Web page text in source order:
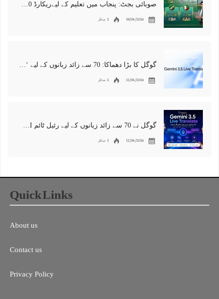
صوبائی بجٹ: پنجاب میں تعلیم کے لیےریکارڈ 750 ارب روپے کے فنڈز مختص
18/06/2026 2 مناظر
گوگل کا بڑا دھماکا: 70 سے زائد زبانوں کے لیے ‘رئیل ٹائم’ AI مترجم متعارف، زبانوں کی رکاوٹ ہمیشہ کے لیے ختم
12/06/2026 2 مناظر
گوگل نے 70 سے زائد زبانوں کے لیے رئیل ٹائم AI مترجم متعارف کرا دیا
12/06/2026 3 مناظر
Quick Links
About us
Contact us
Privacy Policy